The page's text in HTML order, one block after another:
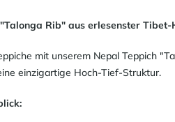
Rib" aus erlesenster
mit unserem Nepal Teppich
einzigartige Hoch-Tief-Struktur.